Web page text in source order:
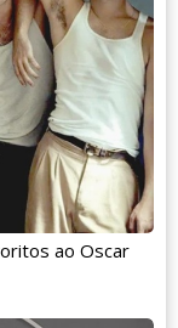
ao Oscar